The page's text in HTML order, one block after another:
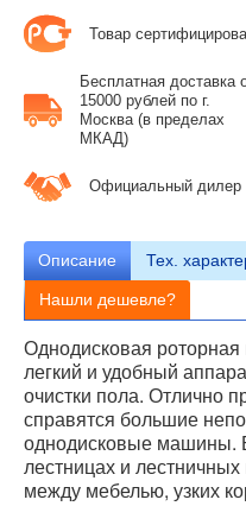
Товар
Бесплатная доставка
15000 рублей по г.
Москва (в пределах
МКАД)
Официальный дилер
Описание Тех.
Нашли дешевле?
Однодисковая
легкий и удобный
очистки пола. Отлично
справятся большие
однодисковые машины.
лестницах и
между мебелью, узких